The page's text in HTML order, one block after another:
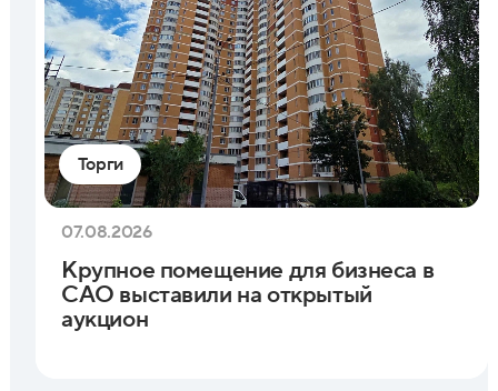
Торги
07.08.2026
Крупное помещение для бизнеса в
САО выставили на открытый
аукцион